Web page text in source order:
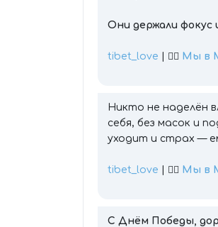
Они держали фокус
tibet_love | 👉🏻 Мы в
Никто не наделён
себя, без масок и
уходит и страх —
tibet_love | 👉🏻 Мы в
С Днём Победы,